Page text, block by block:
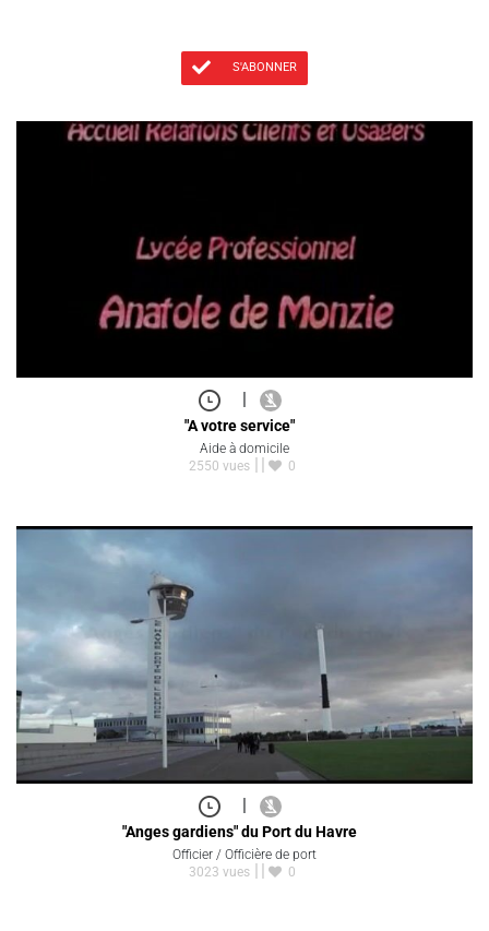
S'ABONNER
"A votre service"
Aide à domicile
2550 vues
0
|
"Anges gardiens" du Port du Havre
Officier / Officière de port
3023 vues
0